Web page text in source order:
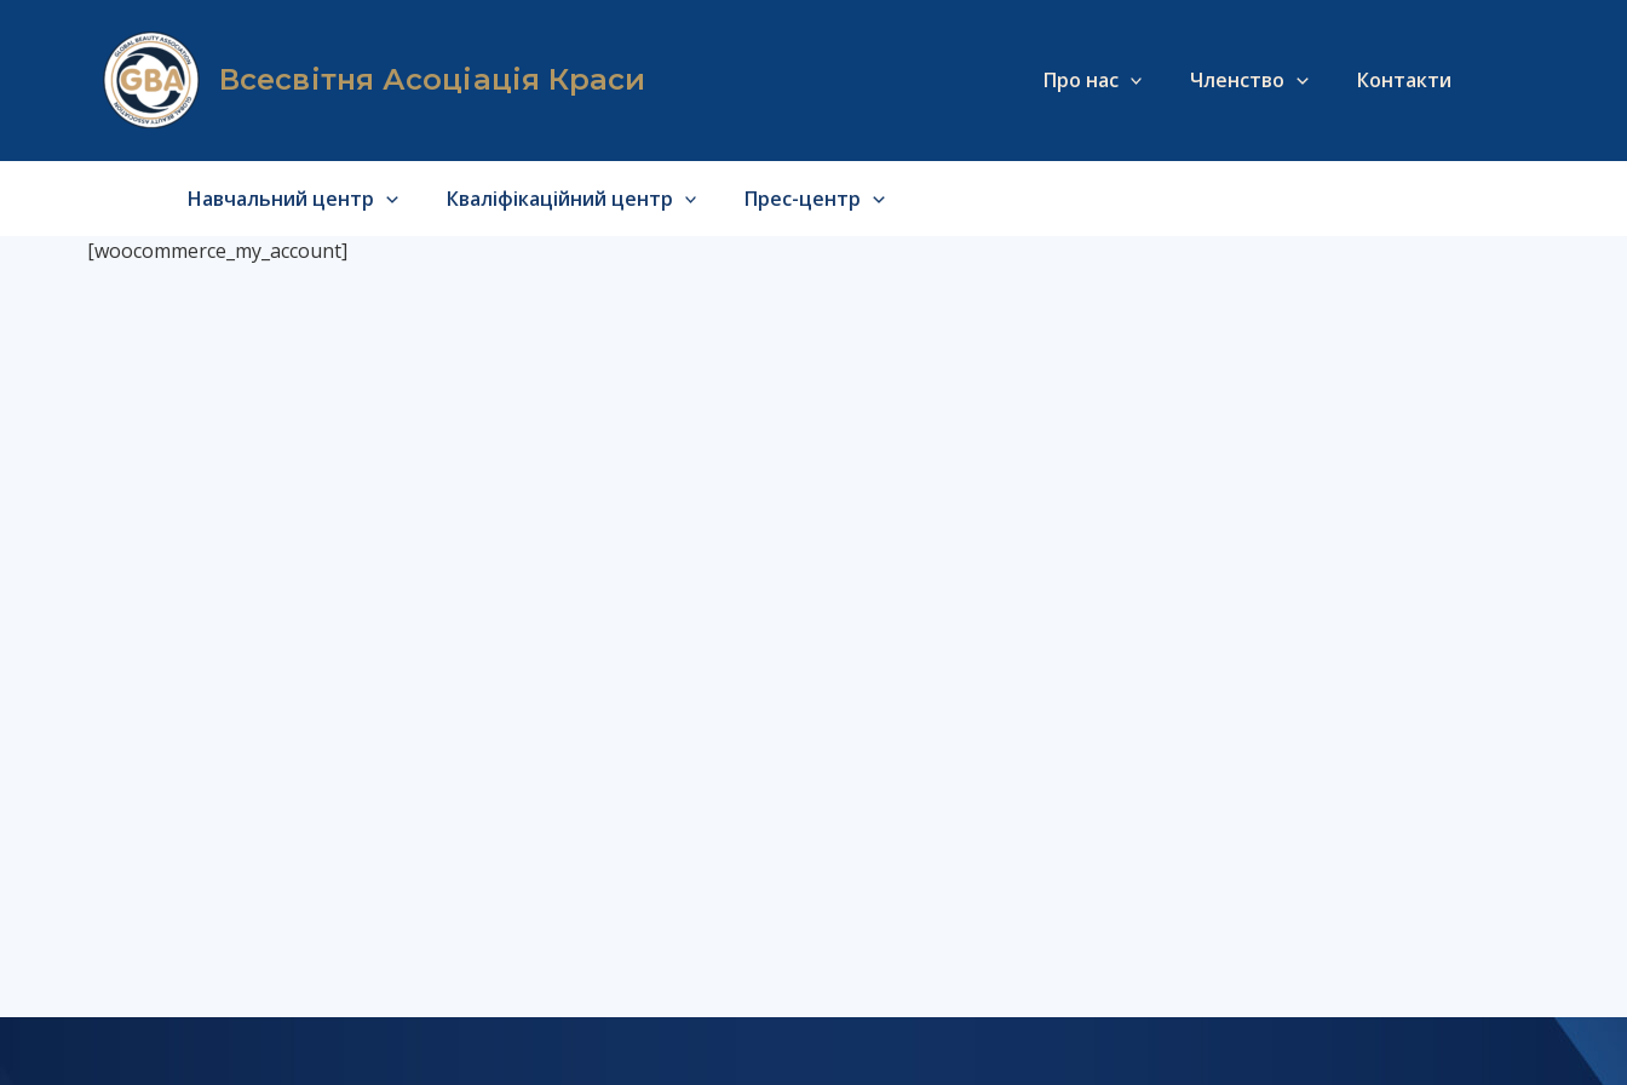
Всесвітня Асоціація Краси Про нас Членство Контакти
Навчальний центр Кваліфікаційний центр
Прес-центр
[woocommerce_my_account]